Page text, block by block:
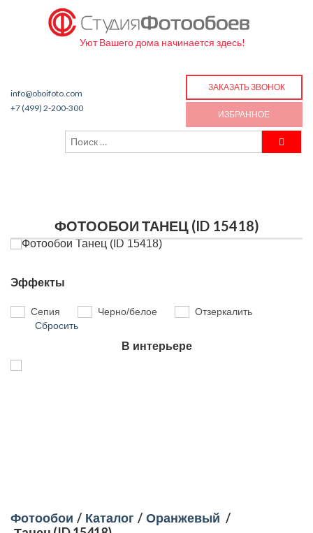
Уют Вашего дома начинается здесь!
info@oboifoto.com
+7 (499) 2-200-300
ЗАКАЗАТЬ ЗВОНОК
ИЗБРАННОЕ
ФОТООБОИ ТАНЕЦ (ID 15418)
Эффекты
Сепия Черно/белое
Отзеркалить
Сбросить
В интерьере
Фотообои / Каталог / Оранжевый /